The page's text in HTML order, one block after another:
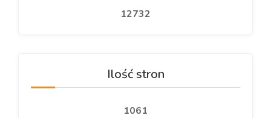
12732
Ilość stron
1061